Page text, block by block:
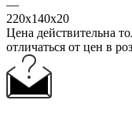
—
220x140x20
Цена действительна
отличаться от цен в